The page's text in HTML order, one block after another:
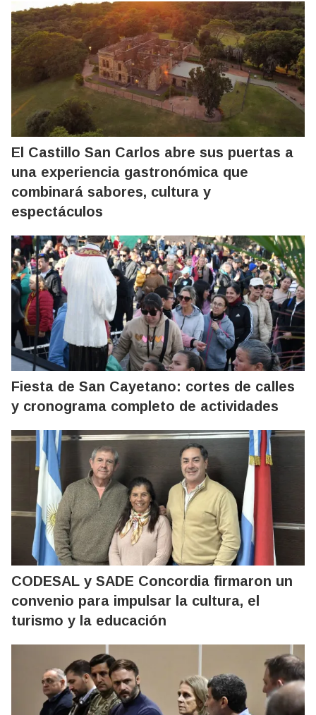
El Castillo San Carlos abre sus puertas a
una experiencia gastronómica que
combinará sabores, cultura y
espectáculos
Fiesta de San Cayetano: cortes de calles
y cronograma completo de actividades
CODESAL y SADE Concordia firmaron un
convenio para impulsar la cultura, el
turismo y la educación